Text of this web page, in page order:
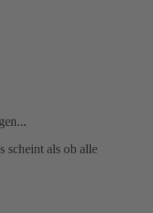
scheint als ob alle